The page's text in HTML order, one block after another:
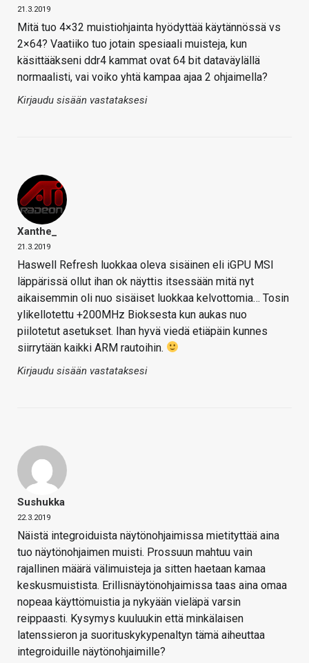
21.3.2019
Mitä tuo 4×32 muistiohjainta hyödyttää käytännössä vs
2×64? Vaatiiko tuo jotain spesiaali muisteja, kun
käsittääkseni ddr4 kammat ovat 64 bit dataväylällä
normaalisti, vai voiko yhtä kampaa ajaa 2 ohjaimella?
Kirjaudu sisään vastataksesi
Xanthe_
21.3.2019
Haswell Refresh luokkaa oleva sisäinen eli iGPU MSI
läppärissä ollut ihan ok näyttis itsessään mitä nyt
aikaisemmin oli nuo sisäiset luokkaa kelvottomia… Tosin
ylikellotettu +200MHz Bioksesta kun aukas nuo
piilotetut asetukset. Ihan hyvä viedä etiäpäin kunnes
siirrytään kaikki ARM rautoihin.
Kirjaudu sisään vastataksesi
Sushukka
22.3.2019
Näistä integroiduista näytönohjaimissa mietityttää aina
tuo näytönohjaimen muisti. Prossuun mahtuu vain
rajallinen määrä välimuisteja ja sitten haetaan kamaa
keskusmuistista. Erillisnäytönohjaimissa taas aina omaa
nopeaa käyttömuistia ja nykyään vieläpä varsin
reippaasti. Kysymys kuuluukin että minkälaisen
latenssieron ja suorituskykypenaltyn tämä aiheuttaa
integroiduille näytönohjaimille?